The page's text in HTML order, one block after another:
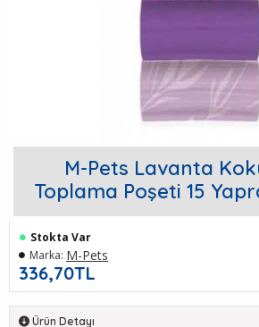
M-Pets Lavanta
Toplama Poşeti 15
336,70TL
Stokta Var
Marka: M-Pets
Ürün Detayı